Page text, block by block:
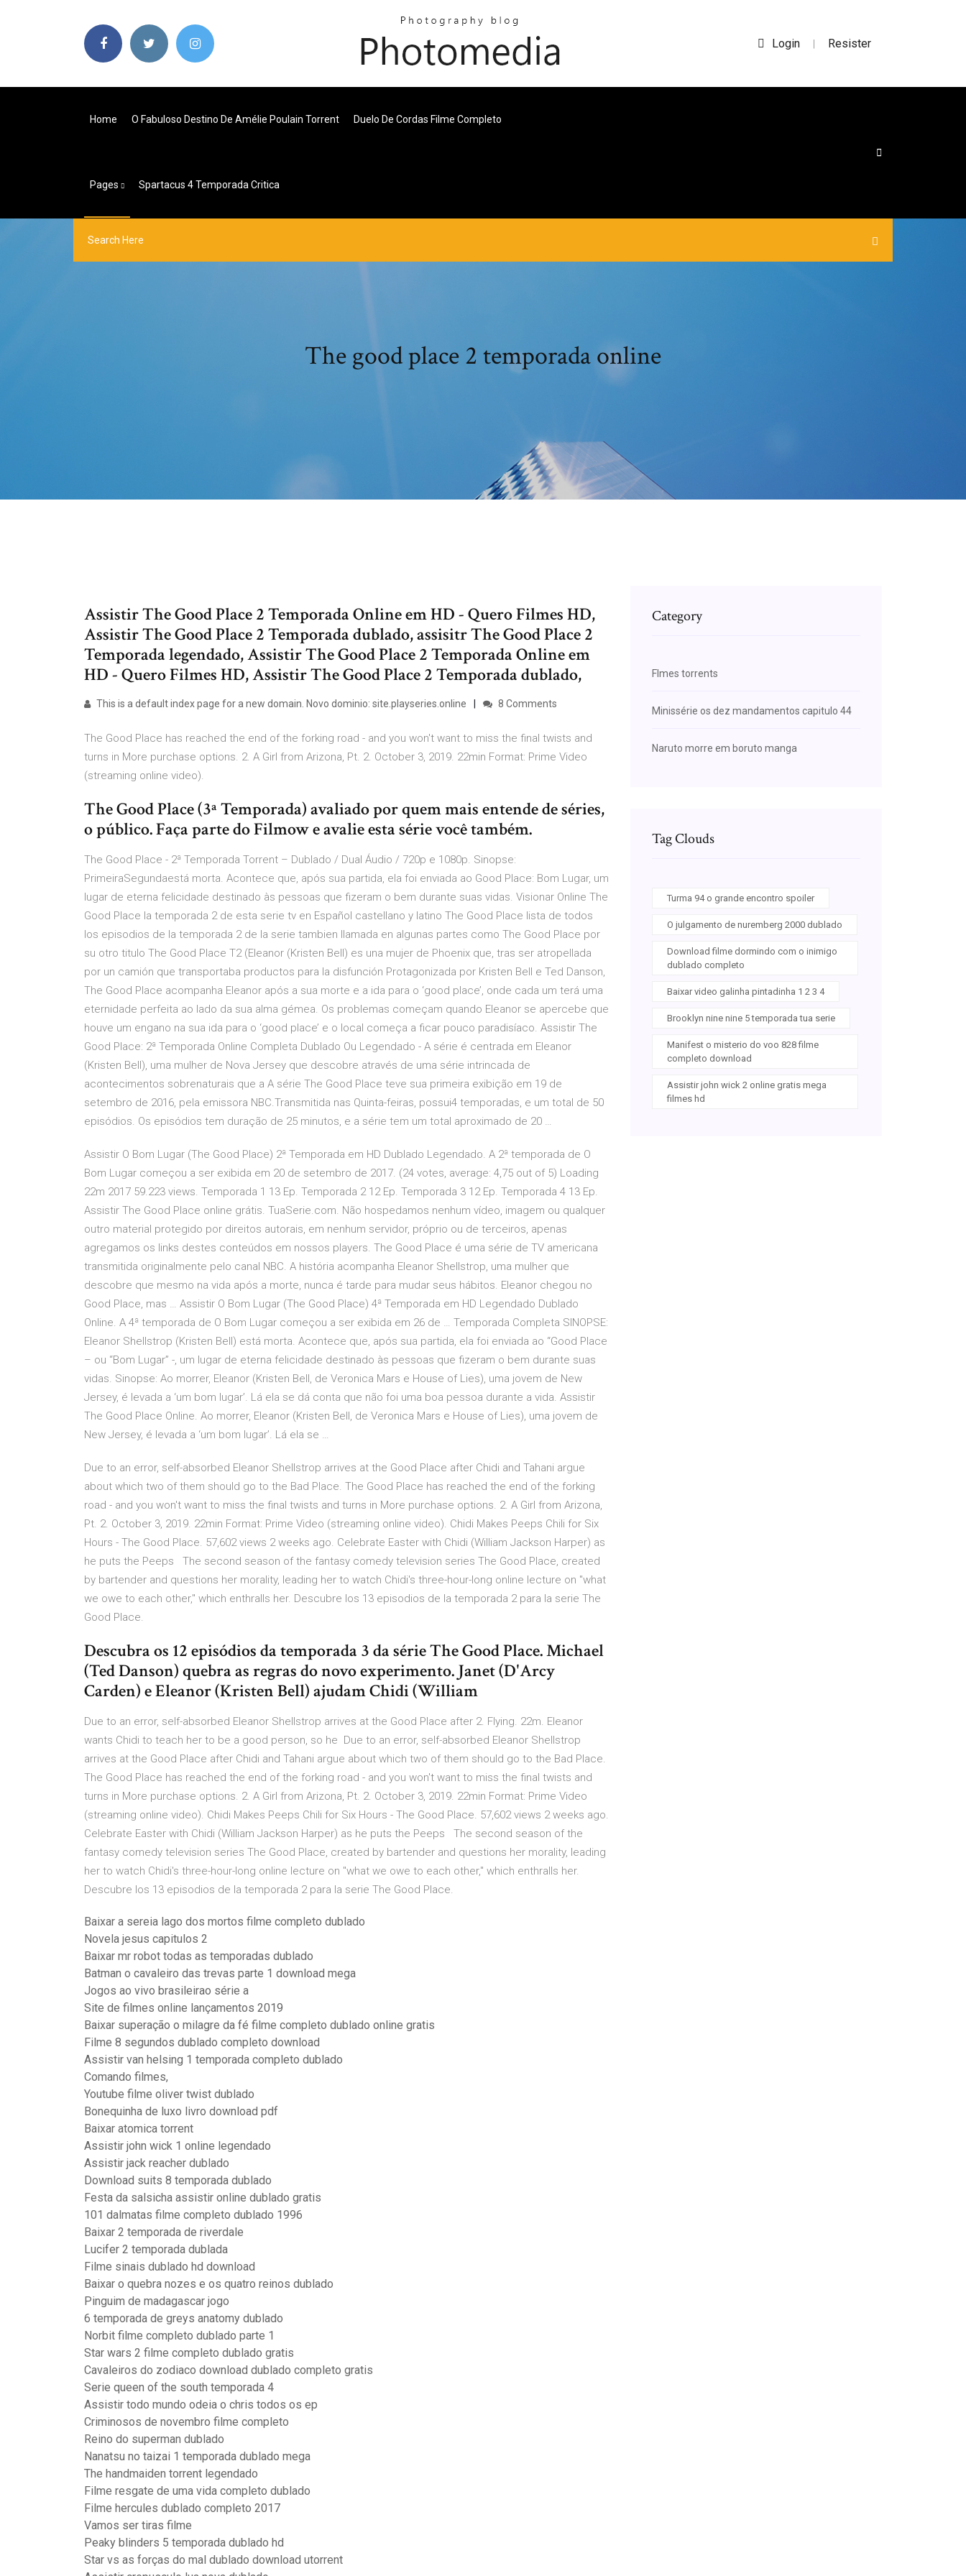
Login | Resister
Home O Fabuloso Destino De Amélie Poulain Torrent Duelo De Cordas Filme Completo
Pages Spartacus 4 Temporada Critica
The good place 2 temporada online
Assistir The Good Place 2 Temporada Online em HD - Quero Filmes HD,
Assistir The Good Place 2 Temporada dublado, assisitr The Good Place 2
Temporada legendado, Assistir The Good Place 2 Temporada Online em
HD - Quero Filmes HD, Assistir The Good Place 2 Temporada dublado,
This is a default index page for a new domain. Novo dominio: site.playseries.online 8 Comments
The Good Place has reached the end of the forking road - and you won't want to miss the final twists and
turns in More purchase options. 2. A Girl from Arizona, Pt. 2. October 3, 2019. 22min Format: Prime Video
(streaming online video).
The Good Place (3ª Temporada) avaliado por quem mais entende de séries,
o público. Faça parte do Filmow e avalie esta série você também.
The Good Place - 2ª Temporada Torrent – Dublado / Dual Áudio / 720p e 1080p. Sinopse:
PrimeiraSegundaestá morta. Acontece que, após sua partida, ela foi enviada ao Good Place: Bom Lugar, um
lugar de eterna felicidade destinado às pessoas que fizeram o bem durante suas vidas. Visionar Online The
Good Place la temporada 2 de esta serie tv en Español castellano y latino The Good Place lista de todos
los episodios de la temporada 2 de la serie tambien llamada en algunas partes como The Good Place por
su otro titulo The Good Place T2 (Eleanor (Kristen Bell) es una mujer de Phoenix que, tras ser atropellada
por un camión que transportaba productos para la disfunción Protagonizada por Kristen Bell e Ted Danson,
The Good Place acompanha Eleanor após a sua morte e a ida para o ‘good place’, onde cada um terá uma
eternidade perfeita ao lado da sua alma gémea. Os problemas começam quando Eleanor se apercebe que
houve um engano na sua ida para o ‘good place’ e o local começa a ficar pouco paradisíaco. Assistir The
Good Place: 2ª Temporada Online Completa Dublado Ou Legendado - A série é centrada em Eleanor
(Kristen Bell), uma mulher de Nova Jersey que descobre através de uma série intrincada de
acontecimentos sobrenaturais que a A série The Good Place teve sua primeira exibição em 19 de
setembro de 2016, pela emissora NBC.Transmitida nas Quinta-feiras, possui4 temporadas, e um total de 50
episódios. Os episódios tem duração de 25 minutos, e a série tem um total aproximado de 20 …
Assistir O Bom Lugar (The Good Place) 2ª Temporada em HD Dublado Legendado. A 2ª temporada de O
Bom Lugar começou a ser exibida em 20 de setembro de 2017. (24 votes, average: 4,75 out of 5) Loading
22m 2017 59.223 views. Temporada 1 13 Ep. Temporada 2 12 Ep. Temporada 3 12 Ep. Temporada 4 13 Ep.
Assistir The Good Place online grátis. TuaSerie.com. Não hospedamos nenhum vídeo, imagem ou qualquer
outro material protegido por direitos autorais, em nenhum servidor, próprio ou de terceiros, apenas
agregamos os links destes conteúdos em nossos players. The Good Place é uma série de TV americana
transmitida originalmente pelo canal NBC. A história acompanha Eleanor Shellstrop, uma mulher que
descobre que mesmo na vida após a morte, nunca é tarde para mudar seus hábitos. Eleanor chegou no
Good Place, mas … Assistir O Bom Lugar (The Good Place) 4ª Temporada em HD Legendado Dublado
Online. A 4ª temporada de O Bom Lugar começou a ser exibida em 26 de … Temporada Completa SINOPSE:
Eleanor Shellstrop (Kristen Bell) está morta. Acontece que, após sua partida, ela foi enviada ao “Good Place
– ou “Bom Lugar” -, um lugar de eterna felicidade destinado às pessoas que fizeram o bem durante suas
vidas. Sinopse: Ao morrer, Eleanor (Kristen Bell, de Veronica Mars e House of Lies), uma jovem de New
Jersey, é levada a ‘um bom lugar’. Lá ela se dá conta que não foi uma boa pessoa durante a vida. Assistir
The Good Place Online. Ao morrer, Eleanor (Kristen Bell, de Veronica Mars e House of Lies), uma jovem de
New Jersey, é levada a ‘um bom lugar’. Lá ela se …
Due to an error, self-absorbed Eleanor Shellstrop arrives at the Good Place after Chidi and Tahani argue
about which two of them should go to the Bad Place. The Good Place has reached the end of the forking
road - and you won't want to miss the final twists and turns in More purchase options. 2. A Girl from Arizona,
Pt. 2. October 3, 2019. 22min Format: Prime Video (streaming online video). Chidi Makes Peeps Chili for Six
Hours - The Good Place. 57,602 views 2 weeks ago. Celebrate Easter with Chidi (William Jackson Harper) as
he puts the Peeps The second season of the fantasy comedy television series The Good Place, created
by bartender and questions her morality, leading her to watch Chidi's three-hour-long online lecture on "what
we owe to each other," which enthralls her. Descubre los 13 episodios de la temporada 2 para la serie The
Good Place.
Descubra os 12 episódios da temporada 3 da série The Good Place. Michael
(Ted Danson) quebra as regras do novo experimento. Janet (D'Arcy
Carden) e Eleanor (Kristen Bell) ajudam Chidi (William
Due to an error, self-absorbed Eleanor Shellstrop arrives at the Good Place after 2. Flying. 22m. Eleanor
wants Chidi to teach her to be a good person, so he Due to an error, self-absorbed Eleanor Shellstrop
arrives at the Good Place after Chidi and Tahani argue about which two of them should go to the Bad Place.
The Good Place has reached the end of the forking road - and you won't want to miss the final twists and
turns in More purchase options. 2. A Girl from Arizona, Pt. 2. October 3, 2019. 22min Format: Prime Video
(streaming online video). Chidi Makes Peeps Chili for Six Hours - The Good Place. 57,602 views 2 weeks ago.
Celebrate Easter with Chidi (William Jackson Harper) as he puts the Peeps The second season of the
fantasy comedy television series The Good Place, created by bartender and questions her morality, leading
her to watch Chidi's three-hour-long online lecture on "what we owe to each other," which enthralls her.
Descubre los 13 episodios de la temporada 2 para la serie The Good Place.
Baixar a sereia lago dos mortos filme completo dublado
Novela jesus capitulos 2
Baixar mr robot todas as temporadas dublado
Batman o cavaleiro das trevas parte 1 download mega
Jogos ao vivo brasileirao série a
Site de filmes online lançamentos 2019
Baixar superação o milagre da fé filme completo dublado online gratis
Filme 8 segundos dublado completo download
Assistir van helsing 1 temporada completo dublado
Comando filmes,
Youtube filme oliver twist dublado
Bonequinha de luxo livro download pdf
Baixar atomica torrent
Assistir john wick 1 online legendado
Assistir jack reacher dublado
Download suits 8 temporada dublado
Festa da salsicha assistir online dublado gratis
101 dalmatas filme completo dublado 1996
Baixar 2 temporada de riverdale
Lucifer 2 temporada dublada
Filme sinais dublado hd download
Baixar o quebra nozes e os quatro reinos dublado
Pinguim de madagascar jogo
6 temporada de greys anatomy dublado
Norbit filme completo dublado parte 1
Star wars 2 filme completo dublado gratis
Cavaleiros do zodiaco download dublado completo gratis
Serie queen of the south temporada 4
Assistir todo mundo odeia o chris todos os ep
Criminosos de novembro filme completo
Reino do superman dublado
Nanatsu no taizai 1 temporada dublado mega
The handmaiden torrent legendado
Filme resgate de uma vida completo dublado
Filme hercules dublado completo 2017
Vamos ser tiras filme
Peaky blinders 5 temporada dublado hd
Star vs as forças do mal dublado download utorrent
Category
Flmes torrents
Minissérie os dez mandamentos capitulo 44
Naruto morre em boruto manga
Tag Clouds
Turma 94 o grande encontro spoiler
O julgamento de nuremberg 2000 dublado
Download filme dormindo com o inimigo
dublado completo
Baixar video galinha pintadinha 1 2 3 4
Brooklyn nine nine 5 temporada tua serie
Manifest o misterio do voo 828 filme
completo download
Assistir john wick 2 online gratis mega
filmes hd